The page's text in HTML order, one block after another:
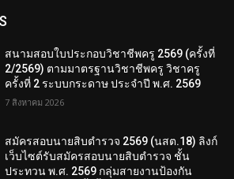
สนามสอบใบประกอบวิชาชีพครู 2569 (ครั้งที่
2/2569) ตามมาตรฐานวิชาชีพครู วิชาครู
ครั้งที่ 2 ระบบกระดาษ ประจำปี พ.ศ. 2569
7 สิงหาคม 2026
สมัครสอบนายสิบตำรวจ 2569 (นสต.18) ลิงก์
เว็บไซต์รับสมัครสอบนายสิบตำรวจ ชั้น
ประทวน พ.ศ. 2569 กลุ่มสายงานป้องกัน